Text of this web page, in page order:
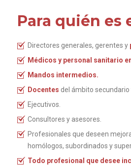
Para quién es
Directores generales, gerentes y
Médicos y personal sanitario
Mandos intermedios.
Docentes del ámbito
Ejecutivos.
Consultores y asesores.
Profesionales que deseen
homólogos, subordinados y
Todo profesional que desee